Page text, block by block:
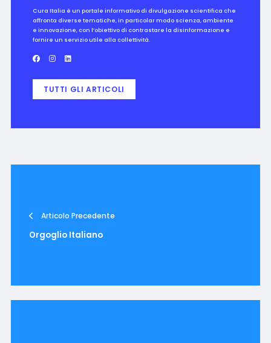
Cura Italia è un portale informativo di divulgazione scientifica che
affronta diverse tematiche, in particolar modo scienza, ambiente
e innovazione, con l’obiettivo di contrastare la disinformazione e
fornire un servizio utile alla collettività.
TUTTI GLI ARTICOLI
Articolo Precedente
Orgoglio Italiano